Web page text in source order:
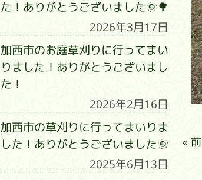
«
た！ありがとうございました🌞🌳
2026年3月17日
加西市のお庭草刈りに行ってまい
りました！ありがとうございまし
た！
2026年2月16日
加西市の草刈りに行ってまいりま
した！ありがとうございました🌞
2025年6月13日